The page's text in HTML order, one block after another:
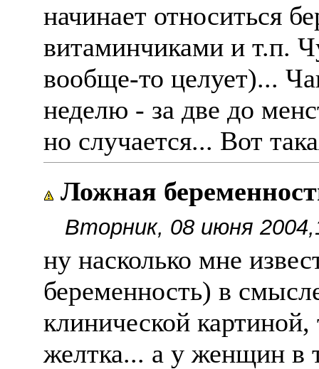
начинает относиться
витаминчиками и т.п.
вообще-то целует)...
неделю - за две до
но случается... Вот
Ложная
Вторник, 08 июня
ну насколько мне
беременность) в
клинической картиной,
желтка... а у женщин в